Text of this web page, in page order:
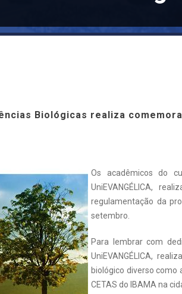
Biológicas realiza
Os acadêmicos do
UniEVANGÉLICA,
regulamentação da
setembro.
Para lembrar com
UniEVANGÉLICA,
biológico diverso como
CETAS do IBAMA na